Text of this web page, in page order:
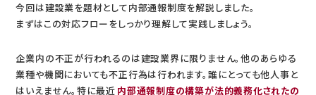
今回は建設業を題材として内部通報制度を解説しました。
まずはこの対応フローをしっかり理解して実践しましょう。
企業内の不正が行われるのは建設業界に限りません。他のあらゆる
業種や機関においても不正行為は行われます。誰にとっても他人事と
はいえません。特に最近 内部通報制度の構築が法的義務化されたの